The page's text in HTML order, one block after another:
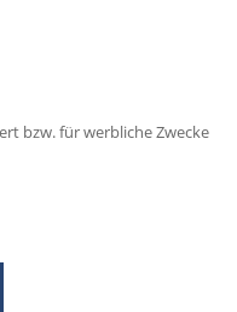
bzw. für werbliche Zwecke